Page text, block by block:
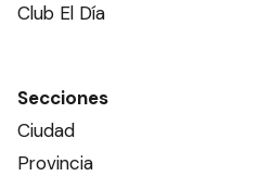
Club El Día
Secciones
Ciudad
Provincia